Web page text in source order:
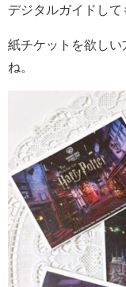
デジタルガイドして
紙チケットを欲し
ね。